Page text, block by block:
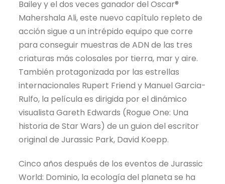
Bailey y el dos veces ganador del Oscar®
Mahershala Ali, este nuevo capítulo repleto de
acción sigue a un intrépido equipo que corre
para conseguir muestras de ADN de las tres
criaturas más colosales por tierra, mar y aire.
También protagonizada por las estrellas
internacionales Rupert Friend y Manuel Garcia-
Rulfo, la película es dirigida por el dinámico
visualista Gareth Edwards (Rogue One: Una
historia de Star Wars) de un guion del escritor
original de Jurassic Park, David Koepp.
Cinco años después de los eventos de Jurassic
World: Dominio, la ecología del planeta se ha